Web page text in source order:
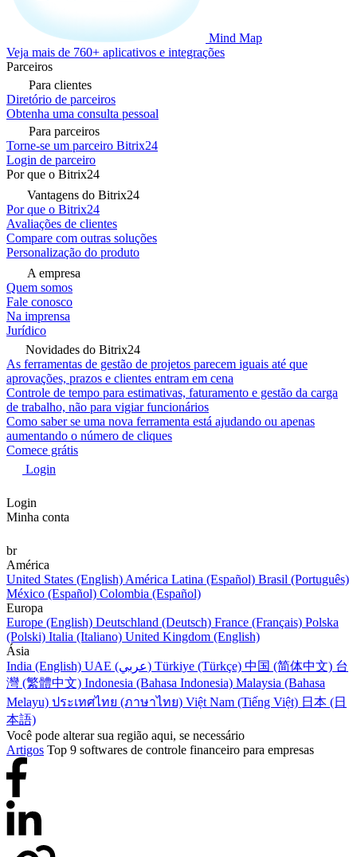
Mind Map
Veja mais de 760+ aplicativos e integrações
Parceiros
Para clientes
Diretório de parceiros
Obtenha uma consulta pessoal
Para parceiros
Torne-se um parceiro Bitrix24
Login de parceiro
Por que o Bitrix24
Vantagens do Bitrix24
Por que o Bitrix24
Avaliações de clientes
Compare com outras soluções
Personalização do produto
A empresa
Quem somos
Fale conosco
Na imprensa
Jurídico
Novidades do Bitrix24
As ferramentas de gestão de projetos parecem iguais até que
aprovações, prazos e clientes entram em cena
Controle de tempo para estimativas, faturamento e gestão da carga
de trabalho, não para vigiar funcionários
Como saber se uma nova ferramenta está ajudando ou apenas
aumentando o número de cliques
Comece grátis
Login
Login
Minha conta
br
América
United States (English) América Latina (Español) Brasil (Português)
México (Español) Colombia (Español)
Europa
Europe (English) Deutschland (Deutsch) France (Français) Polska
(Polski) Italia (Italiano) United Kingdom (English)
Ásia
India (English)
UAE (عربي) Türkiye (Türkçe) 中国 (简体中文) 台
灣 (繁體中文) Indonesia (Bahasa Indonesia) Malaysia (Bahasa
Melayu) ประเทศไทย (ภาษาไทย) Việt Nam (Tiếng Việt) 日本 (日
本語)
Você pode alterar sua região aqui, se necessário
Artigos Top 9 softwares de controle financeiro para empresas